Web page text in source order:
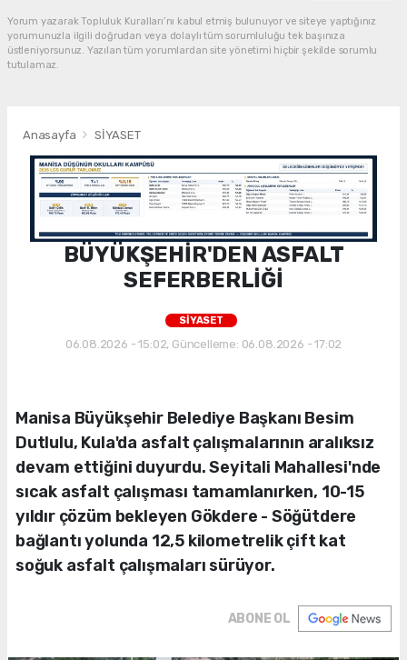
Yorum yazarak Topluluk Kuralları’nı kabul etmiş bulunuyor ve siteye yaptığınız
yorumunuzla ilgili doğrudan veya dolaylı tüm sorumluluğu tek başınıza
üstleniyorsunuz. Yazılan tüm yorumlardan site yönetimi hiçbir şekilde sorumlu
tutulamaz.
Anasayfa SİYASET
BÜYÜKŞEHİR'DEN ASFALT
SEFERBERLİĞİ
SİYASET
06.08.2026 - 15:02, Güncelleme: 06.08.2026 - 17:02
Manisa Büyükşehir Belediye Başkanı Besim
Dutlulu, Kula'da asfalt çalışmalarının aralıksız
devam ettiğini duyurdu. Seyitali Mahallesi'nde
sıcak asfalt çalışması tamamlanırken, 10-15
yıldır çözüm bekleyen Gökdere - Söğütdere
bağlantı yolunda 12,5 kilometrelik çift kat
soğuk asfalt çalışmaları sürüyor.
ABONE OL